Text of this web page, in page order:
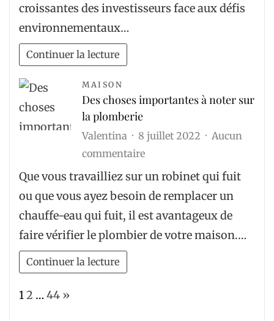
croissantes des investisseurs face aux défis
environnementaux…
Continuer la lecture
MAISON
Des choses importantes à noter sur
la plomberie
Valentina 8 juillet 2022
Aucun
commentairesur
choses
importantes
à
noter
Que vous travailliez sur un robinet qui fuit
ou que vous ayez besoin de remplacer un
chauffe-eau qui fuit, il est avantageux de
faire vérifier le plombier de votre maison.…
Continuer la lecture
Page:
12 … 44 Next
»